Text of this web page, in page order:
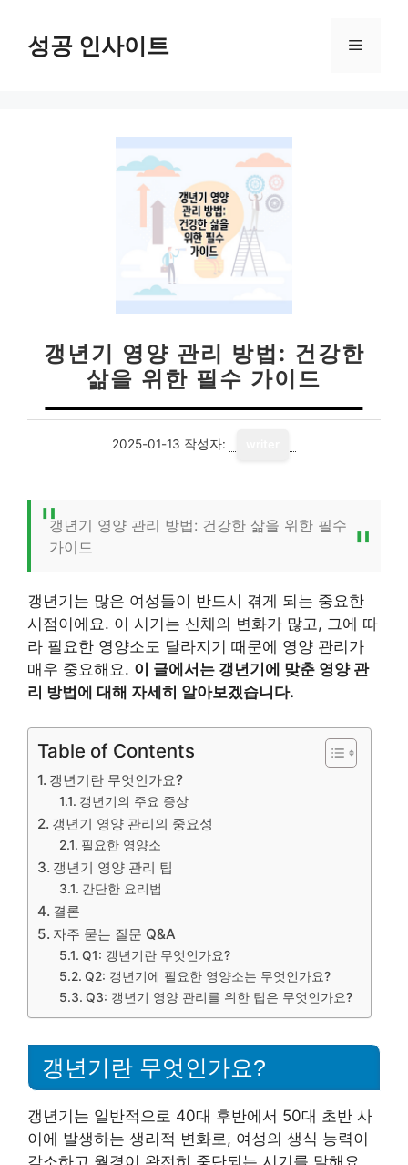
성공 인사이트 메
갱년기 영양 관리 방법: 건강한
삶을 위한 필수 가이드
2025-01-13 작성자:
갱년기 영양 관리 방법: 건강한 삶을 위한 필수
가이드
갱년기는 많은 여성들이 반드시 겪게 되는 중요한
시점이에요. 이 시기는 신체의 변화가 많고, 그에 따
라 필요한 영양소도 달라지기 때문에 영양 관리가
매우 중요해요. 이 글에서는 갱년기에 맞춘 영양 관
리 방법에 대해 자세히 알아보겠습니다.
Table of Contents
갱년기란 무엇인가요?
갱년기의 주요 증상
갱년기 영양 관리의 중요성
필요한 영양소
갱년기 영양 관리 팁
간단한 요리법
결론
자주 묻는 질문 Q&A
Q1: 갱년기란 무엇인가요?
Q2: 갱년기에 필요한 영양소는 무엇인가요?
Q3: 갱년기 영양 관리를 위한 팁은 무엇인가요?
갱년기란 무엇인가요?
갱년기는 일반적으로 40대 후반에서 50대 초반 사
이에 발생하는 생리적 변화로, 여성의 생식 능력이